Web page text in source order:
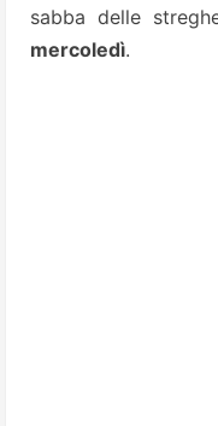
sabba delle
mercoledì.